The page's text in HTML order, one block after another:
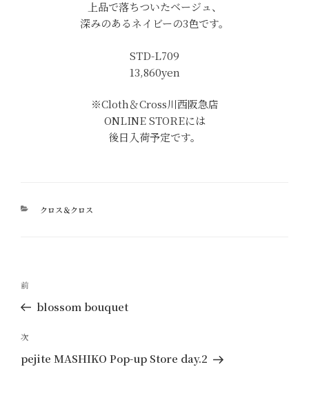
上品で落ちついたベージュ、
深みのあるネイビーの3色です。
STD-L709
13,860yen
※Cloth＆Cross川西阪急店
ONLINE STOREには
後日入荷予定です。
カ
クロス＆クロス
投
ナ
ビ
ゲ
過
去
投
前
blossom bouquet
次
の
次
pejite MASHIKO Pop-up Store day.2